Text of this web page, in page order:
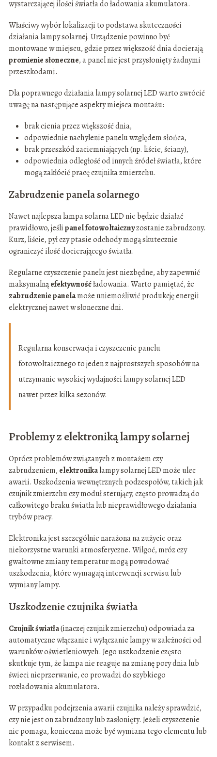
wystarczającej ilości światła do ładowania akumulatora.
Właściwy wybór lokalizacji to podstawa skuteczności
działania lampy solarnej. Urządzenie powinno być
montowane w miejscu, gdzie przez większość dnia docierają
promienie słoneczne, a panel nie jest przysłonięty żadnymi
przeszkodami.
Dla poprawnego działania lampy solarnej LED warto zwrócić
uwagę na następujące aspekty miejsca montażu:
brak cienia przez większość dnia,
odpowiednie nachylenie panelu względem słońca,
brak przeszkód zaciemniających (np. liście, ściany),
odpowiednia odległość od innych źródeł światła, które
mogą zakłócić pracę czujnika zmierzchu.
Zabrudzenie panela solarnego
Nawet najlepsza lampa solarna LED nie będzie działać
prawidłowo, jeślipanel fotowoltaicznyzostanie zabrudzony.
Kurz, liście, pył czy ptasie odchody mogą skutecznie
ograniczyć ilość docierającego światła.
Regularne czyszczenie panelu jest niezbędne, aby zapewnić
maksymalnąefektywnośćładowania. Warto pamiętać, że
zabrudzenie panelamoże uniemożliwić produkcję energii
elektrycznej nawet w słoneczne dni.
Regularna konserwacja i czyszczenie panelu
fotowoltaicznego to jeden z najprostszych sposobów na
utrzymanie wysokiej wydajności lampy solarnej LED
nawet przez kilka sezonów.
Problemy z elektroniką lampy solarnej
Oprócz problemów związanych z montażem czy
zabrudzeniem, elektronikalampy solarnej LED może ulec
awarii. Uszkodzenia wewnętrznych podzespołów, takich jak
czujnik zmierzchu czy moduł sterujący, często prowadzą do
całkowitego braku światła lub nieprawidłowego działania
trybów pracy.
Elektronika jest szczególnie narażona na zużycie oraz
niekorzystne warunki atmosferyczne. Wilgoć, mróz czy
gwałtowne zmiany temperatur mogą powodować
uszkodzenia, które wymagają interwencji serwisu lub
wymiany lampy.
Uszkodzenie czujnika światła
Czujnik światła(inaczej czujnik zmierzchu) odpowiada za
automatyczne włączanie i wyłączanie lampy w zależności od
warunków oświetleniowych. Jego uszkodzenie często
skutkuje tym, że lampa nie reaguje na zmianę pory dnia lub
świeci nieprzerwanie, co prowadzi do szybkiego
rozładowania akumulatora.
W przypadku podejrzenia awarii czujnika należy sprawdzić,
czy nie jest on zabrudzony lub zasłonięty. Jeżeli czyszczenie
nie pomaga, konieczna może być wymiana tego elementu lub
kontakt z serwisem.